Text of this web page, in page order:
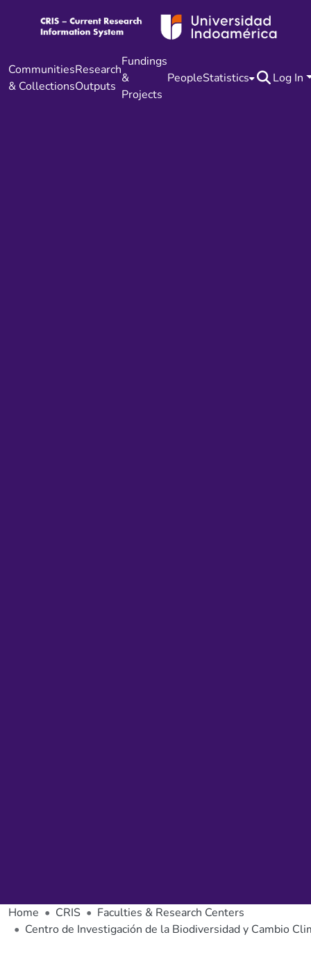
Communities
& Collections
Research
Outputs
Fundings
&
Projects
PeopleStatistics Log In
Home CRIS
Faculties & Research Centers
Centro de Investigación de la Biodiversidad y Cambio